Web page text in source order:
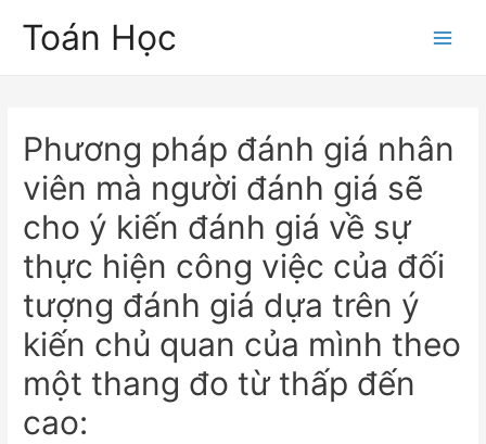
Toán Học
Phương pháp đánh giá nhân
viên mà người đánh giá sẽ
cho ý kiến đánh giá về sự
thực hiện công việc của đối
tượng đánh giá dựa trên ý
kiến chủ quan của mình theo
một thang đo từ thấp đến
cao: